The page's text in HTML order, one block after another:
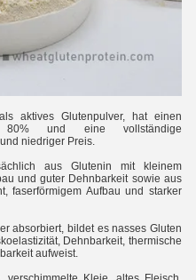
aktives Glutenpulver, hat einen
und eine vollständige
niedriger Preis.
aus Glutenin mit kleinem
und guter Dehnbarkeit sowie aus
faserförmigem Aufbau und starker
absorbiert, bildet es nasses Gluten
Dehnbarkeit, thermische
aufweist.